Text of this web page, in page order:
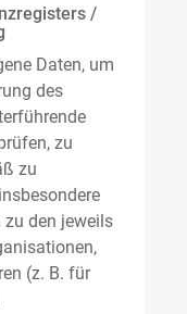
/
Daten, um
des
zu
zu
den jeweils
(z. B. für